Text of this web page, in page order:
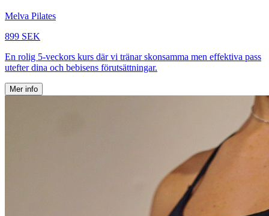
Melva Pilates
899 SEK
En rolig 5-veckors kurs där vi tränar skonsamma men effektiva pass
utefter dina och bebisens förutsättningar.
Mer info